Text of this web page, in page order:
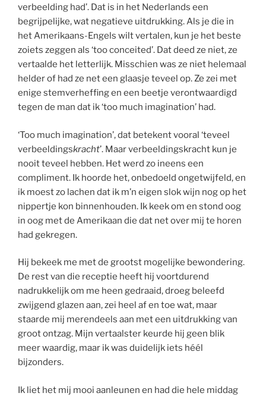
verbeelding had’. Dat is in het Nederlands een
begrijpelijke, wat negatieve uitdrukking. Als je die in
het Amerikaans-Engels wilt vertalen, kun je het beste
zoiets zeggen als ‘too conceited’. Dat deed ze niet, ze
vertaalde het letterlijk. Misschien was ze niet helemaal
helder of had ze net een glaasje teveel op. Ze zei met
enige stemverheffing en een beetje verontwaardigd
tegen de man dat ik ‘too much imagination’ had.
‘Too much imagination’, dat betekent vooral ‘teveel
verbeeldingskracht’. Maar verbeeldingskracht kun je
nooit teveel hebben. Het werd zo ineens een
compliment. Ik hoorde het, onbedoeld ongetwijfeld, en
ik moest zo lachen dat ik m’n eigen slok wijn nog op het
nippertje kon binnenhouden. Ik keek om en stond oog
in oog met de Amerikaan die dat net over mij te horen
had gekregen.
Hij bekeek me met de grootst mogelijke bewondering.
De rest van die receptie heeft hij voortdurend
nadrukkelijk om me heen gedraaid, droeg beleefd
zwijgend glazen aan, zei heel af en toe wat, maar
staarde mij merendeels aan met een uitdrukking van
groot ontzag. Mijn vertaalster keurde hij geen blik
meer waardig, maar ik was duidelijk iets héél
bijzonders.
Ik liet het mij mooi aanleunen en had die hele middag